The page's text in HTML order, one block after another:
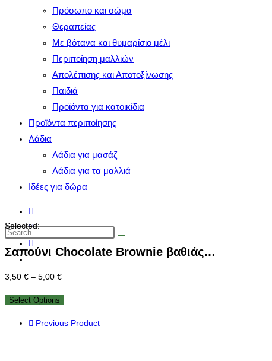
Πρόσωπο και σώμα
Θεραπείας
Με βότανα και θυμαρίσιο μέλι
Περιποίηση μαλλιών
Απολέπισης και Αποτοξίνωσης
Παιδιά
Προϊόντα για κατοικίδια
Προϊόντα περιποίησης
Λάδια
Λάδια για μασάζ
Λάδια για τα μαλλιά
Ιδέες για δώρα
Selected:
Σαπούνι Chocolate Brownie βαθιάς…
3,50 € – 5,00 €
Select Options
Previous Product